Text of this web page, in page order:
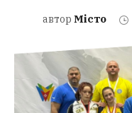
автор Місто